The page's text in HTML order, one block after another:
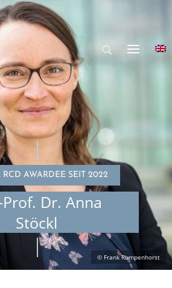
RCD AWARDEE SEIT 2022
Prof. Dr. Anna
Stöckl